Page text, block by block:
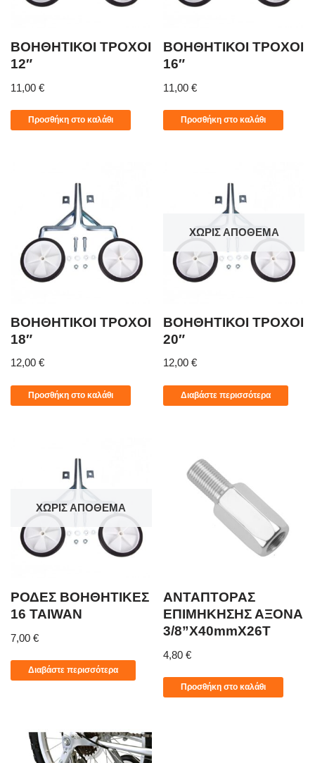
ΒΟΗΘΗΤΙΚΟΙ ΤΡΟΧΟΙ
12″
11,00 €
Προσθήκη στο καλάθι
ΒΟΗΘΗΤΙΚΟΙ ΤΡΟΧΟΙ
16″
11,00€
Προσθήκη στο καλάθι
ΒΟΗΘΗΤΙΚΟΙ ΤΡΟΧΟΙ
18″
12,00 €
Προσθήκη στο καλάθι
ΧΩΡΊΣ ΑΠΌΘΕΜΑ
ΒΟΗΘΗΤΙΚΟΙ ΤΡΟΧΟΙ
20″
12,00€
Διαβάστε περισσότερα
ΧΩΡΊΣ ΑΠΌΘΕΜΑ
ΡΟΔΕΣ BOHΘHTIKEΣ
16 TAIWAN
7,00 €
Διαβάστε περισσότερα
ΑΝΤΑΠΤΟΡΑΣ
ΕΠΙΜΗΚΗΣΗΣ ΑΞΟΝΑ
3/8”X40mmX26T
4,80€
Προσθήκη στο καλάθι